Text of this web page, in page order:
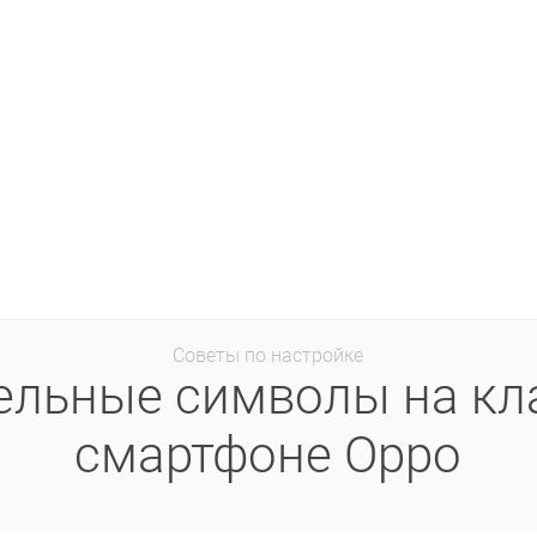
Советы по настройке
символы на
смартфоне Oppo